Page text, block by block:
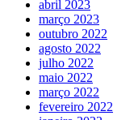
abril 2023
março 2023
outubro 2022
agosto 2022
julho 2022
maio 2022
março 2022
fevereiro 2022